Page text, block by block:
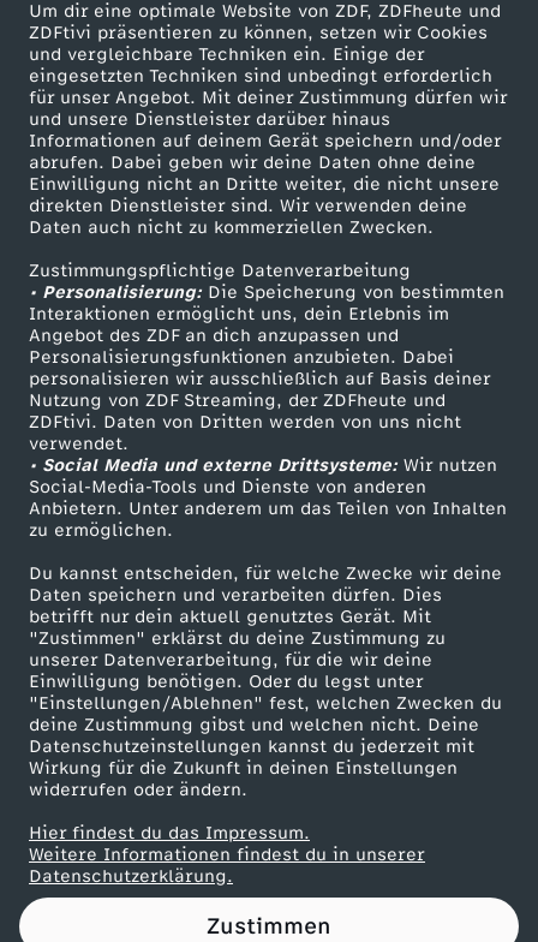
Um dir eine optimale Website von ZDF, ZDFheute und
ZDFtivi präsentieren zu können, setzen wir Cookies
und vergleichbare Techniken ein. Einige der
eingesetzten Techniken sind unbedingt erforderlich
für unser Angebot. Mit deiner Zustimmung dürfen wir
und unsere Dienstleister darüber hinaus
Informationen auf deinem Gerät speichern und/oder
abrufen. Dabei geben wir deine Daten ohne deine
Einwilligung nicht an Dritte weiter, die nicht unsere
direkten Dienstleister sind. Wir verwenden deine
Daten auch nicht zu kommerziellen Zwecken.
Zustimmungspflichtige Datenverarbeitung
• Personalisierung:Die Speicherung von bestimmten
Interaktionen ermöglicht uns, dein Erlebnis im
Angebot des ZDF an dich anzupassen und
Personalisierungsfunktionen anzubieten. Dabei
personalisieren wir ausschließlich auf Basis deiner
Nutzung von ZDF Streaming, der ZDFheute und
ZDFtivi. Daten von Dritten werden von uns nicht
verwendet.
• Social Media und externe Drittsysteme:Wir nutzen
Social-Media-Tools und Dienste von anderen
Anbietern. Unter anderem um das Teilen von Inhalten
zu ermöglichen.
Du kannst entscheiden, für welche Zwecke wir deine
Daten speichern und verarbeiten dürfen. Dies
betrifft nur dein aktuell genutztes Gerät. Mit
"Zustimmen" erklärst du deine Zustimmung zu
unserer Datenverarbeitung, für die wir deine
Einwilligung benötigen. Oder du legst unter
"Einstellungen/Ablehnen" fest, welchen Zwecken du
deine Zustimmung gibst und welchen nicht. Deine
Datenschutzeinstellungen kannst du jederzeit mit
Wirkung für die Zukunft in deinen Einstellungen
widerrufen oder ändern.
Hier findest du das Impressum.
Weitere Informationen findest du in unserer
Datenschutzerklärung.
Zustimmen
r
e
p
p
e
n
-
S
t
r
a
f
e
n
:
L
Mehr ZDF
ZDF-Apps
Smart TV
ZDFtext
Livestreams
Sendungen A-Z
TV-Programm
Service
ZDFmitreden
Kontakt zum ZDF
Tickets
Zuschauerservice
Hilfe
ZDF Unternehmen
Karriere
ZDF goes Schule
Werbefernsehen
Mainzelmännchen
Partner